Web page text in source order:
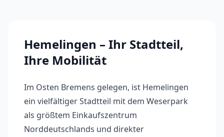
Hemelingen – Ihr Stadtteil,
Ihre Mobilität
Im Osten Bremens gelegen, ist Hemelingen
ein vielfältiger Stadtteil mit dem Weserpark
als größtem Einkaufszentrum
Norddeutschlands und direkter